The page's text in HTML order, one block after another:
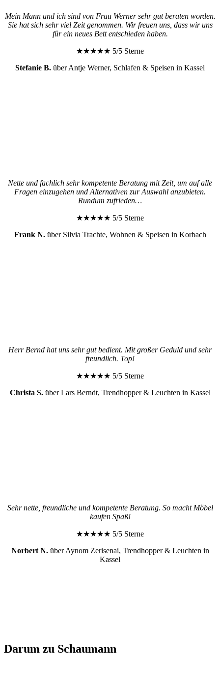
Mein Mann und ich sind von Frau Werner sehr gut beraten worden.
Sie hat sich sehr viel Zeit genommen. Wir freuen uns, dass wir uns
für ein neues Bett entschieden haben.
★★★★★ 5/5 Sterne
Stefanie B. über Antje Werner, Schlafen & Speisen in Kassel
Nette und fachlich sehr kompetente Beratung mit Zeit, um auf alle
Fragen einzugehen und Alternativen zur Auswahl anzubieten.
Rundum zufrieden…
★★★★★ 5/5 Sterne
Frank N.über Silvia Trachte, Wohnen & Speisen in Korbach
Herr Bernd hat uns sehr gut bedient. Mit großer Geduld und sehr
freundlich. Top!
★★★★★ 5/5 Sterne
Christa S. über Lars Berndt, Trendhopper & Leuchten in Kassel
Sehr nette, freundliche und kompetente Beratung. So macht Möbel
kaufen Spaß!
★★★★★ 5/5 Sterne
Norbert N. über Aynom Zerisenai, Trendhopper & Leuchten in
Kassel
Darum zu Schaumann